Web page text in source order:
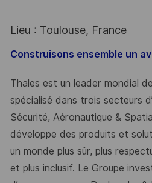
Lieu : Toulouse, France
Construisons ensemble un
Thales est un leader mondial
spécialisé dans trois secteurs
Sécurité, Aéronautique &
développe des produits et
un monde plus sûr, plus
et plus inclusif. Le Groupe